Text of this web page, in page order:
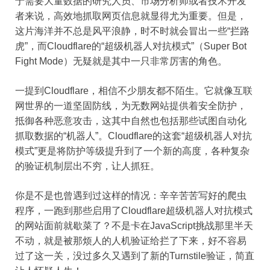
者来说，高效地抓取网页信息就显得尤为重要。但是，
这片海洋并不总是风平浪静，时不时就会冒出一些“拦路
虎”，而Cloudflare的“超级机器人对抗模式”（Super Bot
Fight Mode）无疑就是其中一只非常厉害的角色。
一提到Cloudflare，相信不少朋友都不陌生。它就像互联
网世界的一道坚固防线，为无数网站提供着安全防护，
抵御各种恶意攻击，这其中自然也包括那些试图自动化
抓取数据的“机器人”。Cloudflare的这套“超级机器人对抗
模式”更是将防护等级提升到了一个新的高度，各种复杂
的验证机制层出不穷，让人抓狂。
你是不是也曾遇到过这样的情况：辛辛苦苦写好的爬虫
程序，一跑到那些启用了Cloudflare超级机器人对抗模式
的网站面前就歇菜了？不是卡在JavaScript挑战那里半天
不动，就是被那烦人的人机验证给拦了下来，好不容易
过了这一关，没过多久又遇到了新的Turnstile验证，简直